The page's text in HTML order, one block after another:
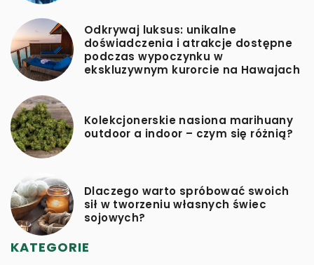
Odkrywaj luksus: unikalne
doświadczenia i atrakcje dostępne
podczas wypoczynku w
ekskluzywnym kurorcie na Hawajach
Kolekcjonerskie nasiona marihuany
outdoor a indoor – czym się różnią?
Dlaczego warto spróbować swoich
sił w tworzeniu własnych świec
sojowych?
KATEGORIE